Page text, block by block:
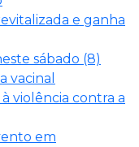
e ganha
sábado (8)
vacinal
violência contra a
em